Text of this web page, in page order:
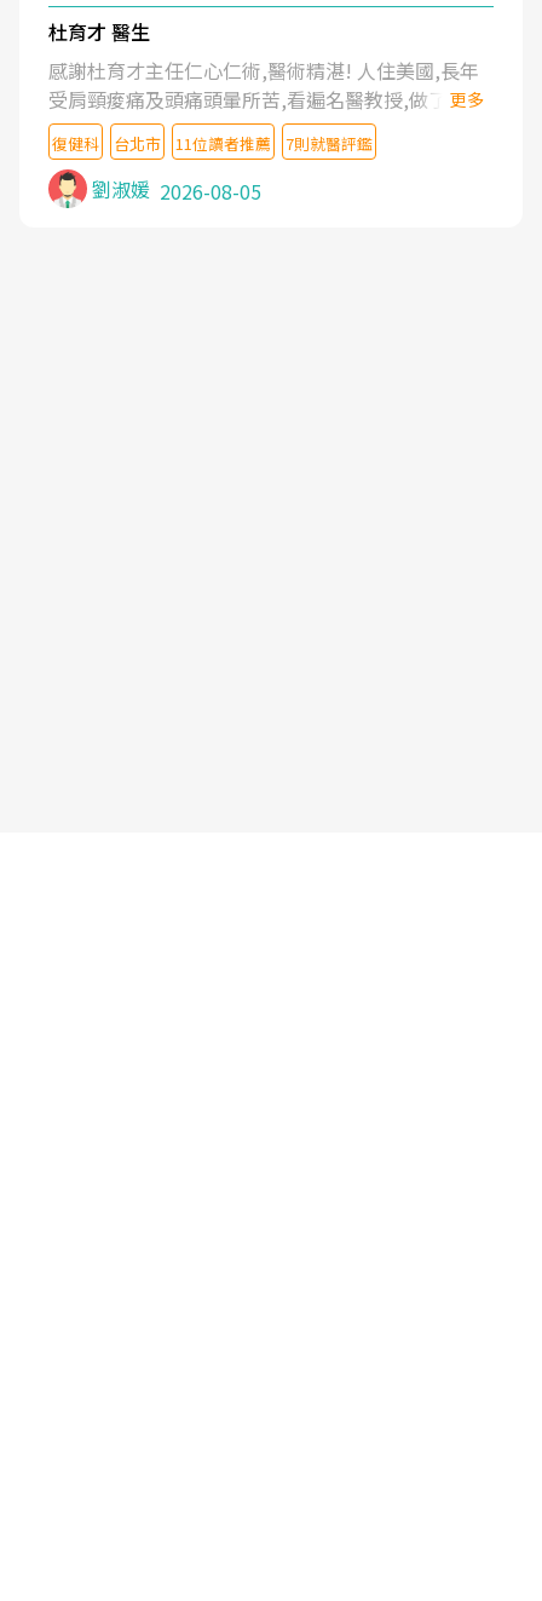
杜育才 醫生
感謝杜育才主任仁心仁術,醫術精湛! 人住美國,長年
受肩頸痠痛及頭痛頭暈所苦,看遍名醫教授,做了各種
檢查,也嘗試過西醫打針,中醫針灸及物理徒手治療都
沒有用,後來連吃到嗎啡類止痛藥都效果有限,只是壓
症狀,沒多久就痛起來,多年失眠嚴重影響生活品質.
台灣親友介紹忠孝醫院杜育才主任是頸頭症候群專
更多
復健科 台北市 11位讀者推薦 7則就醫評鑑
劉淑媛 2026-08-05